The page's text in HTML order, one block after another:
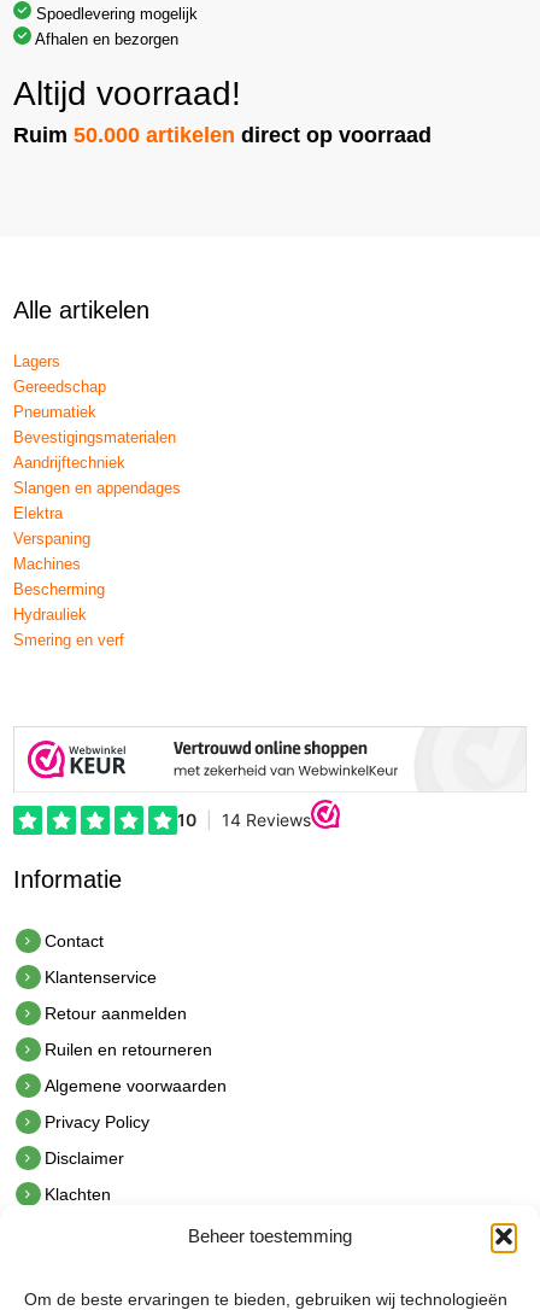
Beheer toestemming
Om de beste ervaringen te bieden, gebruiken wij technologieën
Spoedlevering mogelijk
Afhalen en bezorgen
Altijd voorraad!
Ruim50.000 artikelen direct op voorraad
Alle artikelen
Lagers
Gereedschap
Pneumatiek
Bevestigingsmaterialen
Aandrijftechniek
Slangen en appendages
Elektra
Verspaning
Machines
Bescherming
Hydrauliek
Smering en verf
Informatie
Contact
Klantenservice
Retour aanmelden
Ruilen en retourneren
Algemene voorwaarden
Privacy Policy
Disclaimer
Klachten
hetindustriehuis B.V.